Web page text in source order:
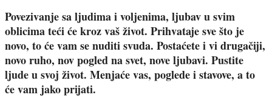
Povezivanje sa ljudima i voljenima, ljubav u svim
oblicima teći će kroz vaš život. Prihvataje sve što je
novo, to će vam se nuditi svuda. Postaćete i vi drugačiji,
novo ruho, nov pogled na svet, nove ljubavi. Pustite
ljude u svoj život. Menjaće vas, poglede i stavove, a to
će vam jako prijati.